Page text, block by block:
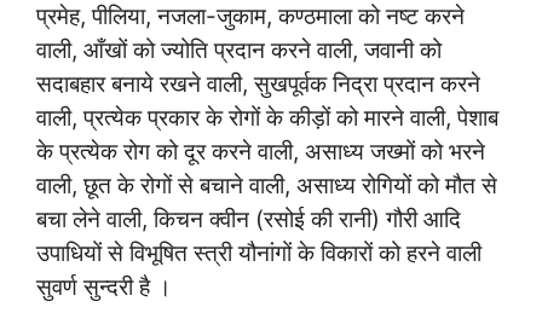
प्रमेह, पीलिया, नजला-जुकाम, कण्ठमाला को नष्ट करने
वाली, आँखों को ज्योति प्रदान करने वाली, जवानी को
सदाबहार बनाये रखने वाली, सुखपूर्वक निद्रा प्रदान करने
वाली, प्रत्येक प्रकार के रोगों के कीड़ों को मारने वाली, पेशाब
के प्रत्येक रोग को दूर करने वाली, असाध्य जख्मों को भरने
वाली, छूत के रोगों से बचाने वाली, असाध्य रोगियों को मौत से
बचा लेने वाली, किचन क्वीन (रसोई की रानी) गौरी आदि
उपाधियों से विभूषित स्त्री यौनांगों के विकारों को हरने वाली
सुवर्ण सुन्दरी है ।